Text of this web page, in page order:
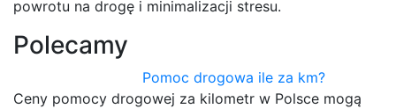
powrotu na drogę i minimalizacji stresu.
Polecamy
Pomoc drogowa ile za km?
Ceny pomocy drogowej za kilometr w Polsce mogą